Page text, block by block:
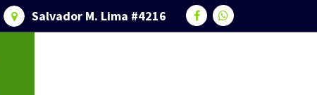
Salvador M. Lima #4216